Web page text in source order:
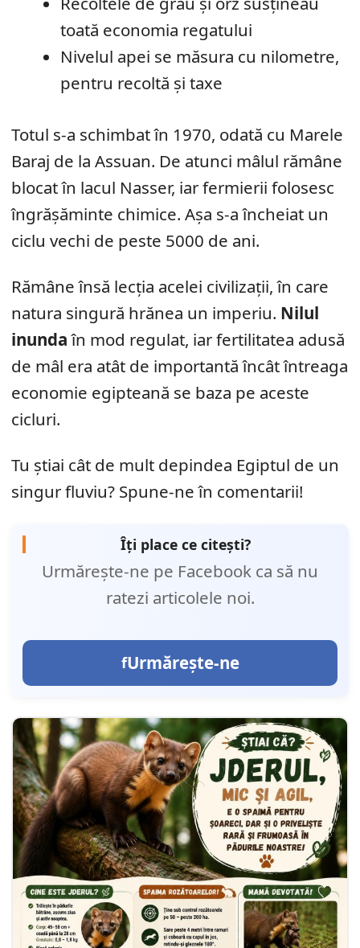
toată economia regatului
Nivelul apei se măsura cu nilometre,
pentru recoltă și taxe
Totul s-a schimbat în 1970, odată cu Marele
Baraj de la Assuan. De atunci mâlul rămâne
blocat în lacul Nasser, iar fermierii folosesc
îngrășăminte chimice. Așa s-a încheiat un
ciclu vechi de peste 5000 de ani.
Rămâne însă lecția acelei civilizații, în care
natura singură hrănea un imperiu. Nilul
inundaîn mod regulat, iar fertilitatea adusă
de mâl era atât de importantă încât întreaga
economie egipteană se baza pe aceste
cicluri.
Tu știai cât de mult depindea Egiptul de un
singur fluviu? Spune-ne în comentarii!
Îți place ce citești?
Urmărește-ne pe Facebook ca să nu
ratezi articolele noi.
Urmărește-ne